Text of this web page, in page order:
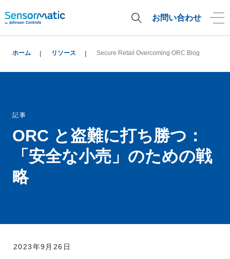
お問い合わせ
ホーム リソース Secure Retail Overcoming ORC Blog
記事
ORC と盗難に打ち勝つ：
「安全な小売」のための戦
略
2023年9月26日